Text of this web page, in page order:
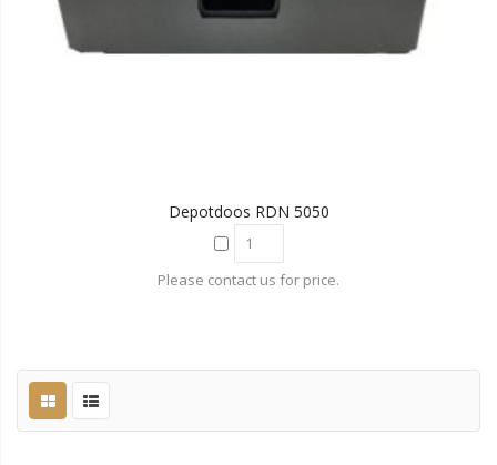
Depotdoos RDN 5050
Please contact us for price.